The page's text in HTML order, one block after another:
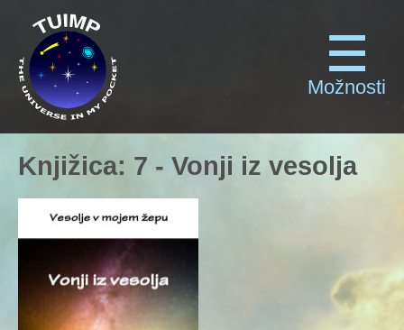
Možnosti
Knjižica: 7 - Vonji iz vesolja